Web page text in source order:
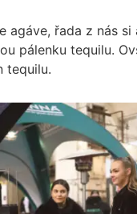
agáve, řada z nás
pálenku tequilu.
tequilu.